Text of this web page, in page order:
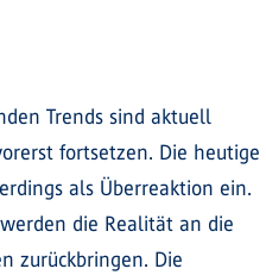
Trends sind aktuell
fortsetzen. Die heutige
als Überreaktion ein.
die Realität an die
zurückbringen. Die